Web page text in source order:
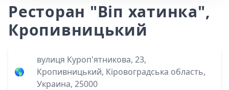
Ресторан "Віп хатинка",
Кропивницький
🌎
вулиця Куроп'ятникова, 23,
Кропивницький, Кіровоградська область,
Украина, 25000